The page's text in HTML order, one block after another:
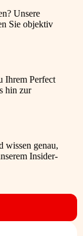
Unsere
Sie objektiv
Ihrem Perfect
hin zur
wissen genau,
Insider-